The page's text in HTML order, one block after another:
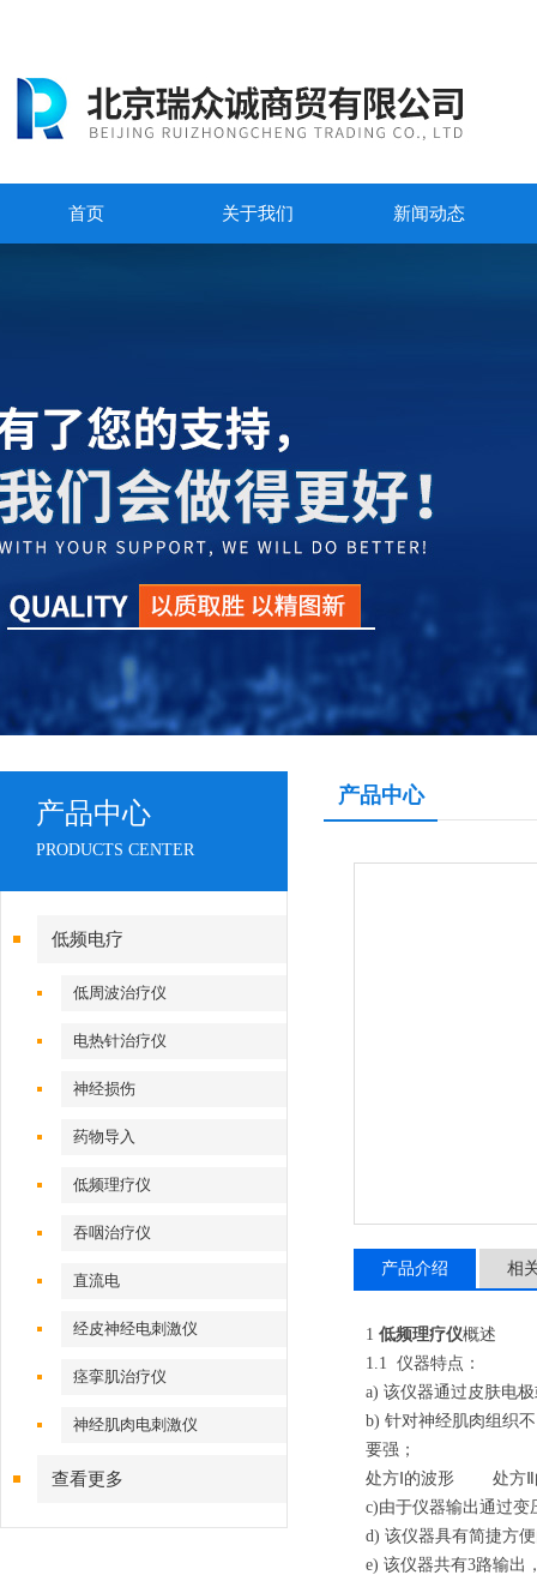
首页 关于我们 新闻动态
产品中心
PRODUCTS CENTER
低频电疗
低周波治疗仪
电热针治疗仪
神经损伤
药物导入
低频理疗仪
吞咽治疗仪
直流电
经皮神经电刺激仪
痉挛肌治疗仪
神经肌肉电刺激仪
查看更多
产品中心
产品介绍 相
1 低频理疗仪概述
1.1 仪器特点：
a) 该仪器通过皮肤电
b) 针对神经肌肉组织
要强；
处方Ⅰ的波形 处方Ⅱ
c)由于仪器输出通过变
d) 该仪器具有简捷方
e) 该仪器共有3路输出